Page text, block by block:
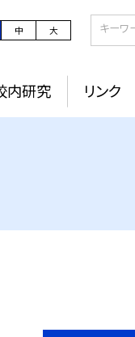
中 大
内研究 リンク